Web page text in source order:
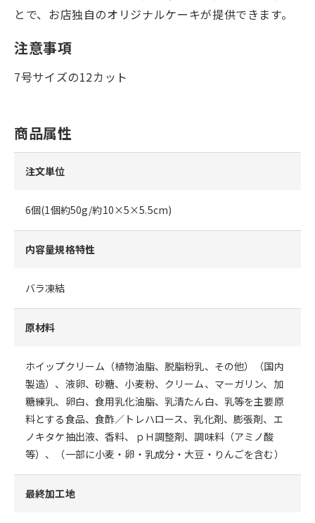
とで、お店独自のオリジナルケーキが提供できます。
注意事項
7号サイズの12カット
商品属性
注文単位
6個(1個約50g/約10×5×5.5cm)
内容量規格特性
バラ凍結
原材料
ホイップクリーム（植物油脂、脱脂粉乳、その他）（国内
製造）、液卵、砂糖、小麦粉、クリーム、マーガリン、加
糖練乳、卵白、食用乳化油脂、乳清たん白、乳等を主要原
料とする食品、食酢／トレハロース、乳化剤、膨張剤、エ
ノキタケ抽出液、香料、ｐＨ調整剤、調味料（アミノ酸
等）、（一部に小麦・卵・乳成分・大豆・りんごを含む）
最終加工地